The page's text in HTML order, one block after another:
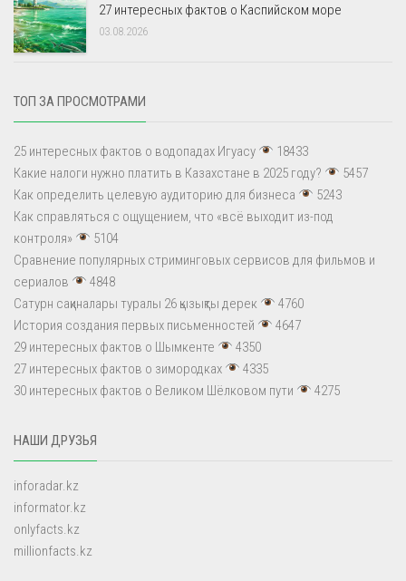
27 интересных фактов о Каспийском море
03.08.2026
ТОП ЗА ПРОСМОТРАМИ
25 интересных фактов о водопадах Игуасу
18433
Какие налоги нужно платить в Казахстане в 2025 году?
5457
Как определить целевую аудиторию для бизнеса
5243
Как справляться с ощущением, что «всё выходит из-под
контроля»
5104
Сравнение популярных стриминговых сервисов для фильмов и
сериалов
4848
Сатурн сақиналары туралы 26 қызықты дерек
4760
История создания первых письменностей
4647
29 интересных фактов о Шымкенте
4350
27 интересных фактов о зимородках
4335
30 интересных фактов о Великом Шёлковом пути
4275
НАШИ ДРУЗЬЯ
inforadar.kz
informator.kz
onlyfacts.kz
millionfacts.kz